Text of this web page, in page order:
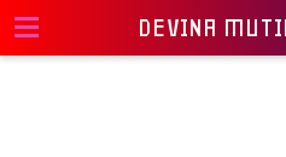
DEVINA